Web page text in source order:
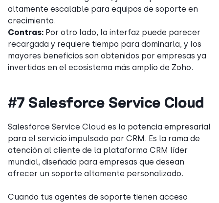
altamente escalable para equipos de soporte en
crecimiento.
Contras: Por otro lado, la interfaz puede parecer
recargada y requiere tiempo para dominarla, y los
mayores beneficios son obtenidos por empresas ya
invertidas en el ecosistema más amplio de Zoho.
#7 Salesforce Service Cloud
Salesforce Service Cloud es la potencia empresarial
para el servicio impulsado por CRM. Es la rama de
atención al cliente de la plataforma CRM líder
mundial, diseñada para empresas que desean
ofrecer un soporte altamente personalizado.
Cuando tus agentes de soporte tienen acceso